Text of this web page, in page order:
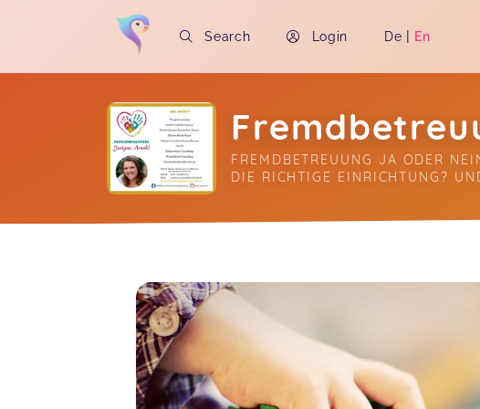
Search Login De | En
FREMDBETREUUNG JA ODER
DIE RICHTIGE EINRICHTUNG?